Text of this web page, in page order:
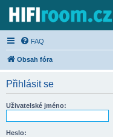
Server o Hi-Fi a AV technice
FAQ
Obsah fóra
Přihlásit se
Uživatelské jméno:
Heslo: